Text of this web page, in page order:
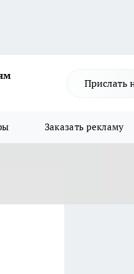
Прислать
Заказать рекламу